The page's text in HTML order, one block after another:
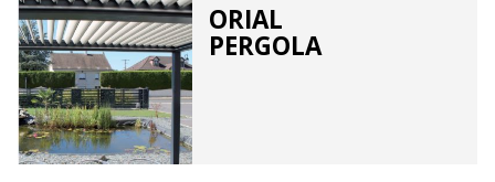
ORIAL
PERGOLA